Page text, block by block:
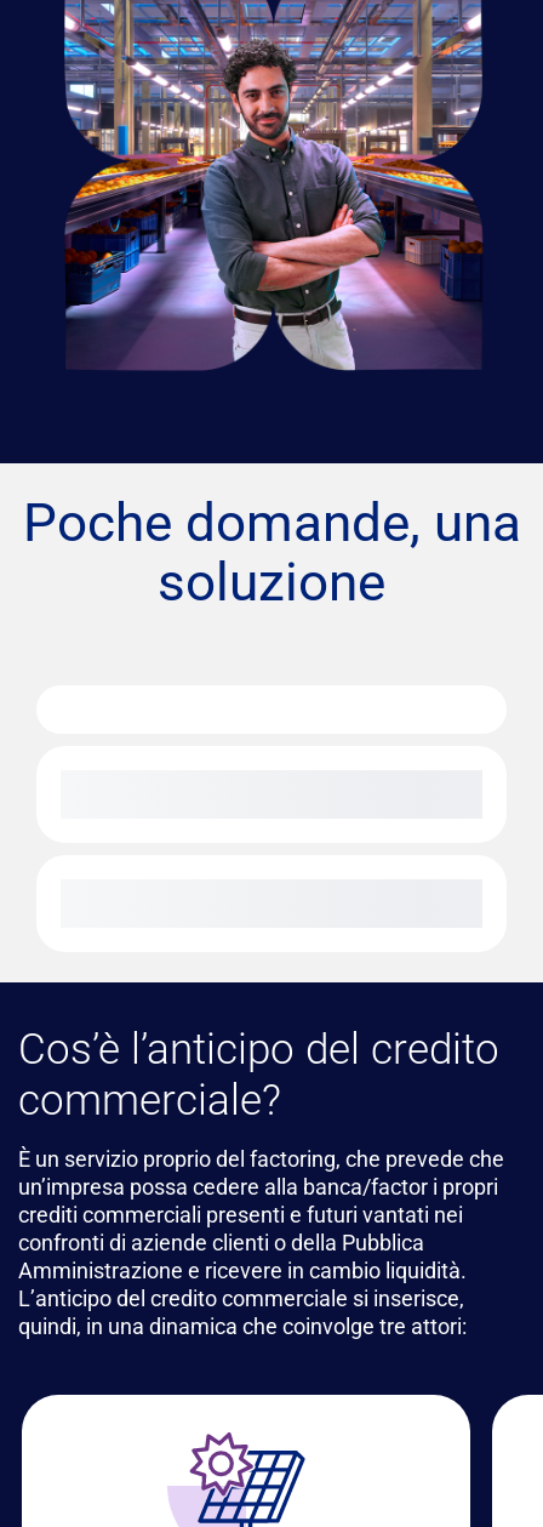
Poche domande, una
soluzione
Cos’è l’anticipo del credito
commerciale?
È un servizio proprio del factoring, che prevede che
un’impresa possa cedere alla banca/factor i propri
crediti commerciali presenti e futuri vantati nei
confronti di aziende clienti o della Pubblica
Amministrazione e ricevere in cambio liquidità.
L’anticipo del credito commerciale si inserisce,
quindi, in una dinamica che coinvolge tre attori: